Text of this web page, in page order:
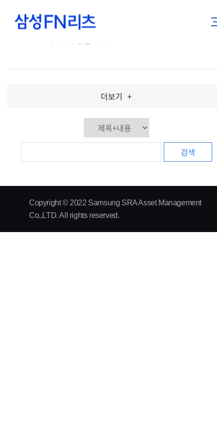
더보기 +
검색
Copyright © 2022 Samsung SRA Asset Management
Co.,LTD. All rights reserved.